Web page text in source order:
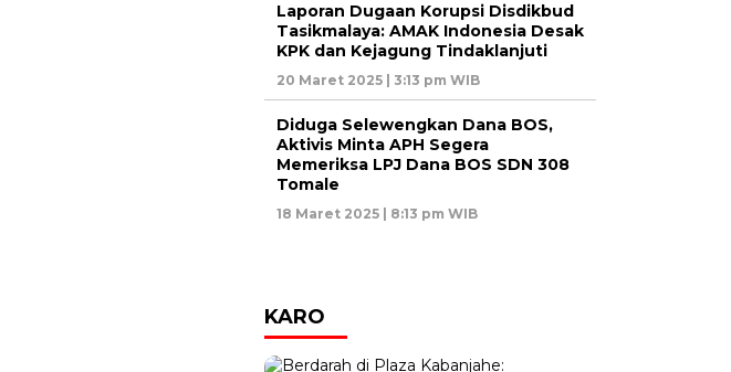
Laporan Dugaan Korupsi Disdikbud
Tasikmalaya: AMAK Indonesia Desak
KPK dan Kejagung Tindaklanjuti
20 Maret 2025 | 3:13 pm WIB
Diduga Selewengkan Dana BOS,
Aktivis Minta APH Segera
Memeriksa LPJ Dana BOS SDN 308
Tomale
18 Maret 2025 | 8:13 pm WIB
KARO